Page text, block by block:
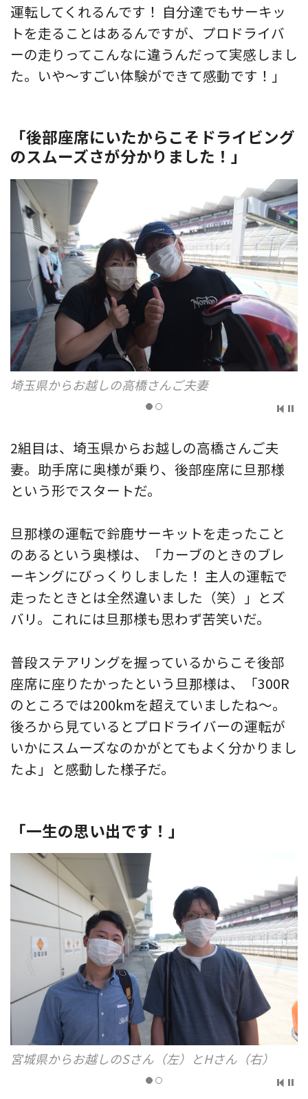
運転してくれるんです！ 自分達でもサーキッ
トを走ることはあるんですが、プロドライバ
ーの走りってこんなに違うんだって実感しまし
た。いや〜すごい体験ができて感動です！」
「後部座席にいたからこそドライビング
のスムーズさが分かりました！」
埼玉県からお越しの高橋さんご夫妻
2組目は、埼玉県からお越しの高橋さんご夫
妻。助手席に奥様が乗り、後部座席に旦那様
という形でスタートだ。
旦那様の運転で鈴鹿サーキットを走ったこと
のあるという奥様は、「カーブのときのブレ
ーキングにびっくりしました！ 主人の運転で
走ったときとは全然違いました（笑）」とズ
バリ。これには旦那様も思わず苦笑いだ。
普段ステアリングを握っているからこそ後部
座席に座りたかったという旦那様は、「300R
のところでは200kmを超えていましたね〜。
後ろから見ているとプロドライバーの運転が
いかにスムーズなのかがとてもよく分かりまし
たよ」と感動した様子だ。
「一生の思い出です！」
宮城県からお越しのSさん（左）とHさん（右）